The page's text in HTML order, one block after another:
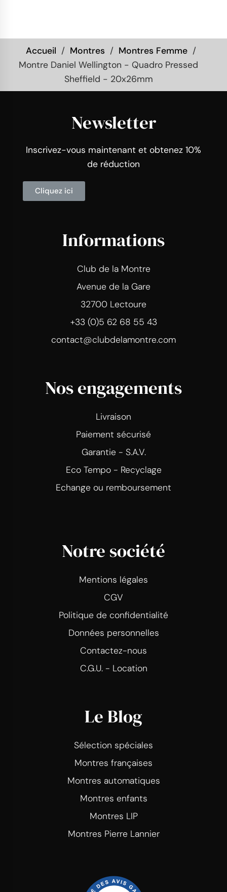
Accueil Montres
Montres Femme
Montre Daniel Wellington - Quadro Pressed
Sheffield - 20x26mm
Newsletter
Inscrivez-vous maintenant et obtenez 10%
de réduction
Cliquez ici
Informations
Club de la Montre
Avenue de la Gare
32700 Lectoure
+33 (0)5 62 68 55 43
contact@clubdelamontre.com
Nos engagements
Livraison
Paiement sécurisé
Garantie - S.A.V.
Eco Tempo - Recyclage
Echange ou remboursement
Notre société
Mentions légales
CGV
Politique de confidentialité
Données personnelles
Contactez-nous
C.G.U. - Location
Le Blog
Sélection spéciales
Montres françaises
Montres automatiques
Montres enfants
Montres LIP
Montres Pierre Lannier